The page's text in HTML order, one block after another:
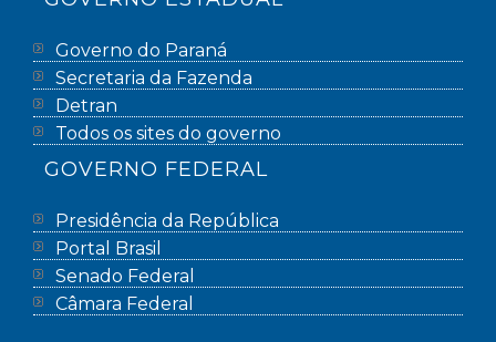
Governo do Paraná
Secretaria da Fazenda
Detran
Todos os sites do governo
GOVERNO FEDERAL
Presidência da República
Portal Brasil
Senado Federal
Câmara Federal